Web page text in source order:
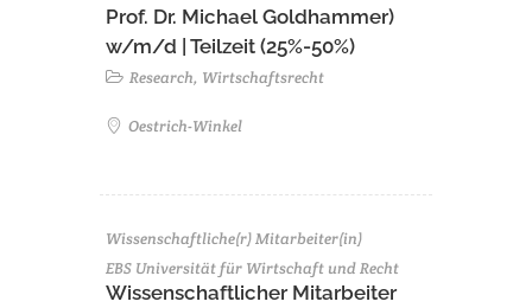
Prof. Dr. Michael Goldhammer)
w/m/d | Teilzeit (25%-50%)
Research, Wirtschaftsrecht
Oestrich-Winkel
Wissenschaftliche(r) Mitarbeiter(in)
EBS Universität für Wirtschaft und Recht
Wissenschaftlicher Mitarbeiter